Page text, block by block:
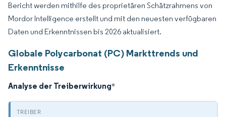
Bericht werden mithilfe des proprietären Schätzrahmens von
Mordor Intelligence erstellt und mit den neuesten verfügbaren
Daten und Erkenntnissen bis 2026 aktualisiert.
Globale Polycarbonat (PC) Markttrends und
Erkenntnisse
Analyse der Treiberwirkung*